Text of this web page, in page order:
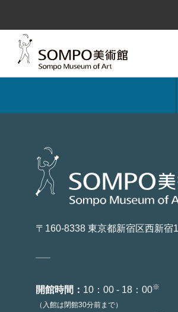
ン
ッ
〒160-8338 東京都新宿区西新宿
開館時間： 10：00 - 18：00※
（入館は閉館30分前まで）